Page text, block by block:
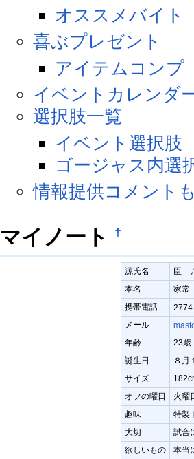
オススメバイト
喜ぶプレゼント
アイテムコンプ
イベントカレンダ
選択肢一覧
イベント選択肢
ゴージャス内選
情報提供コメント
マイノート †
源氏名
臣
本名
家
携帯電話
2774
メール
年齢
23歳
誕生日
８月
サイズ
オフの曜日
火曜
趣味
特製
大切
試合
欲しいもの
本当